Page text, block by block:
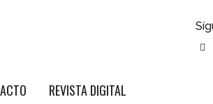
REVISTA DIGITAL